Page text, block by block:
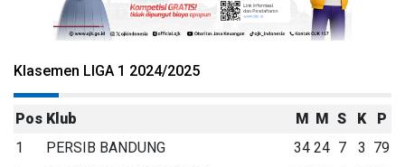
Klasemen LIGA 1 2024/2025
Pos Klub M M S K
P
1
PERSIB BANDUNG 34 24 7 3 79